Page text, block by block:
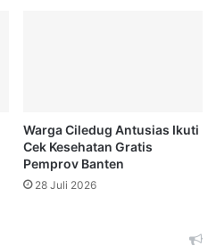
Warga Ciledug Antusias Ikuti
Cek Kesehatan Gratis
Pemprov Banten
28 Juli 2026